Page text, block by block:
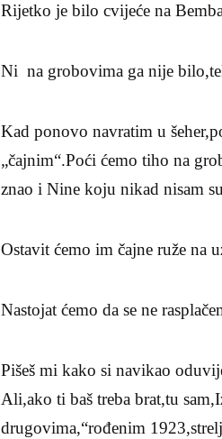
Rijetko je bilo cvijeće na
Ni na grobovima ga nije
Kad ponovo navratim u
„čajnim“.Poći ćemo tiho na
znao i Nine koju nikad nisam
Ostavit ćemo im čajne ruže na
Nastojat ćemo da se ne
Pišeš mi kako si navikao
Ali,ako ti baš treba brat,tu
drugovima,“rođenim